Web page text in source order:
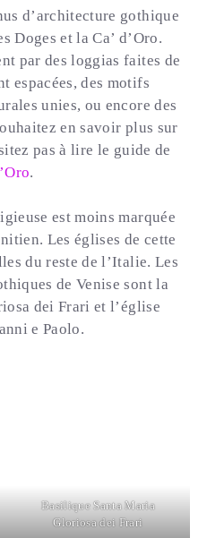
d’architecture gothique
Doges et la Ca’ d’Oro.
par des loggias faites de
espacées, des motifs
unies, ou encore des
en savoir plus sur
pas à lire le guide de
.
est moins marquée
Les églises de cette
du reste de l’Italie. Les
de Venise sont la
dei Frari et l’église
e Paolo.
Basilique Santa Maria
Gloriosa dei Frari